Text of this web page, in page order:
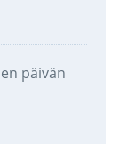
päivän